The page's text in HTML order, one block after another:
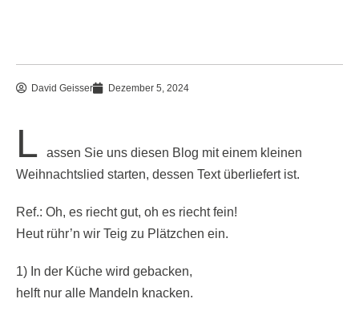
David Geisser Dezember 5, 2024
L
assen Sie uns diesen Blog mit einem kleinen
Weihnachtslied starten, dessen Text überliefert ist.
Ref.: Oh, es riecht gut, oh es riecht fein!
Heut rühr’n wir Teig zu Plätzchen ein.
1) In der Küche wird gebacken,
helft nur alle Mandeln knacken.